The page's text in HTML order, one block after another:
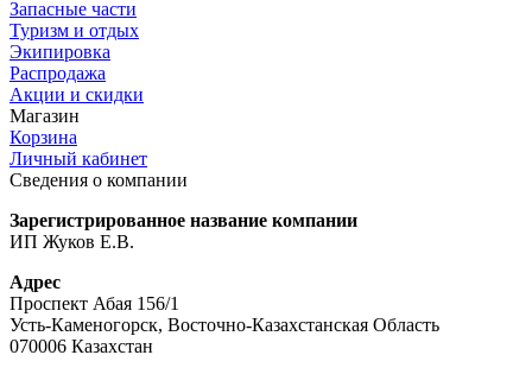
Запасные части
Туризм и отдых
Экипировка
Распродажа
Акции и скидки
Магазин
Корзина
Личный кабинет
Сведения о компании
Зарегистрированное название компании
ИП Жуков Е.В.
Адрес
Проспект Абая 156/1
Усть-Каменогорск, Восточно-Казахстанская Область
070006 Казахстан